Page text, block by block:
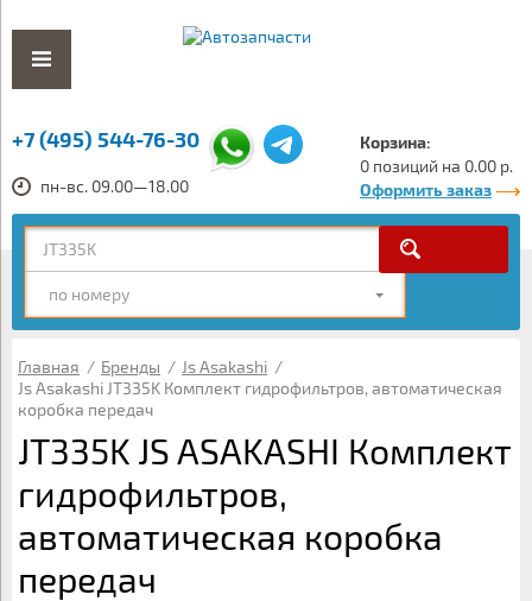
+7 (495) 544-76-30
пн-вс. 09.00—18.00
Корзина:
0 позиций на 0.00 р.
Оформить заказ
по номеру
Главная / Бренды / Js Asakashi /
Js Asakashi JT335K Комплект гидрофильтров, автоматическая
коробка передач
JT335K JS ASAKASHI Комплект
гидрофильтров,
автоматическая коробка
передач